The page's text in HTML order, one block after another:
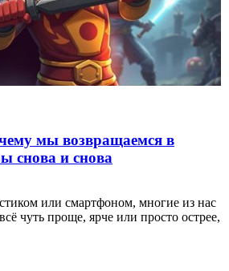
мы возвращаемся в
снова и снова
или смартфоном, многие из нас
чуть проще, ярче или просто острее,